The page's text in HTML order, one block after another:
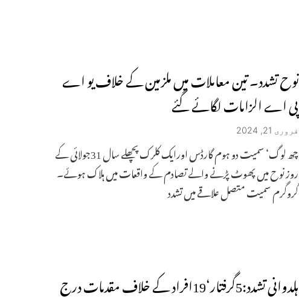
نوح تشدد۔ تین معاملات میں ملزمین کے خلاف یو اے
پی اے الزامات لگائے گئے
فروری 21, 2024
چھ لوگ‘ سمیت دو ہوم گارڈس اورایک کلرک پچھلے سال 31جولائی کے
روز نوح میں پھوٹ پڑنے والے تصادم کے واقعات میں ہلاک ہوئے۔
گروگرم سمیت متصل علاقے میں تشدد
ہلدوانی تشدد:5گرفتار‘19افراد کے خلاف مقدمات درج